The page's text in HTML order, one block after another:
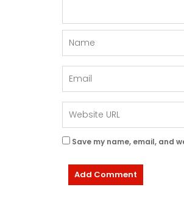
Save my name, email, and